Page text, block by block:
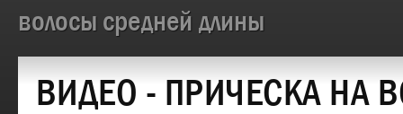
волосы средней длины
ВИДЕО - ПРИЧЕСКА НА